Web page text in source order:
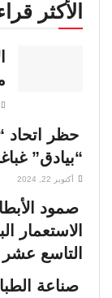
الأكثر
حظر اتحاد
“بيادق”
أكتوبر 22, 2024
صمود
الاستعمار
التاسع عشر
صناعة